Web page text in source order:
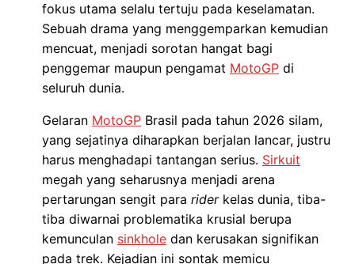
fokus utama selalu tertuju pada keselamatan.
Sebuah drama yang menggemparkan kemudian
mencuat, menjadi sorotan hangat bagi
penggemar maupun pengamat MotoGP di
seluruh dunia.
Gelaran MotoGP Brasil pada tahun 2026 silam,
yang sejatinya diharapkan berjalan lancar, justru
harus menghadapi tantangan serius. Sirkuit
megah yang seharusnya menjadi arena
pertarungan sengit para riderkelas dunia, tiba-
tiba diwarnai problematika krusial berupa
kemunculan sinkhole dan kerusakan signifikan
pada trek. Kejadian ini sontak memicu